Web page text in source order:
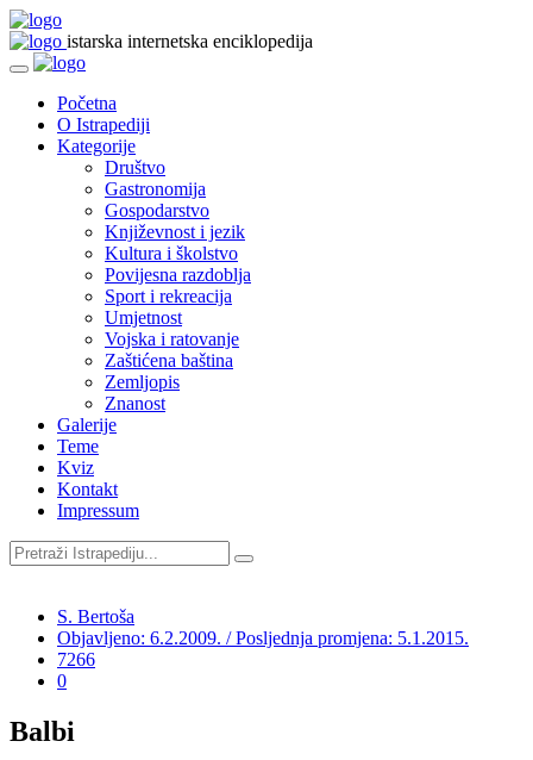
istarska internetska enciklopedija
Početna
O Istrapediji
Kategorije
Društvo
Gastronomija
Gospodarstvo
Književnost i jezik
Kultura i školstvo
Povijesna razdoblja
Sport i rekreacija
Umjetnost
Vojska i ratovanje
Zaštićena baština
Zemljopis
Znanost
Galerije
Teme
Kviz
Kontakt
Impressum
S. Bertoša
Objavljeno: 6.2.2009. / Posljednja promjena: 5.1.2015.
7266
0
Balbi